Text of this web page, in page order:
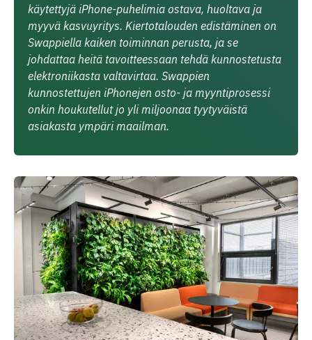
käytettyjä iPhone-puhelimia ostava, huoltava ja
myyvä kasvuyritys. Kiertotalouden edistäminen on
Swappiella kaiken toiminnan perusta, ja se
johdattaa heitä tavoitteessaan tehdä kunnostetusta
elektroniikasta valtavirtaa. Swappien
kunnostettujen iPhonejen osto- ja myyntiprosessi
onkin houkutellut jo yli miljoonaa tyytyväistä
asiakasta ympäri maailman.